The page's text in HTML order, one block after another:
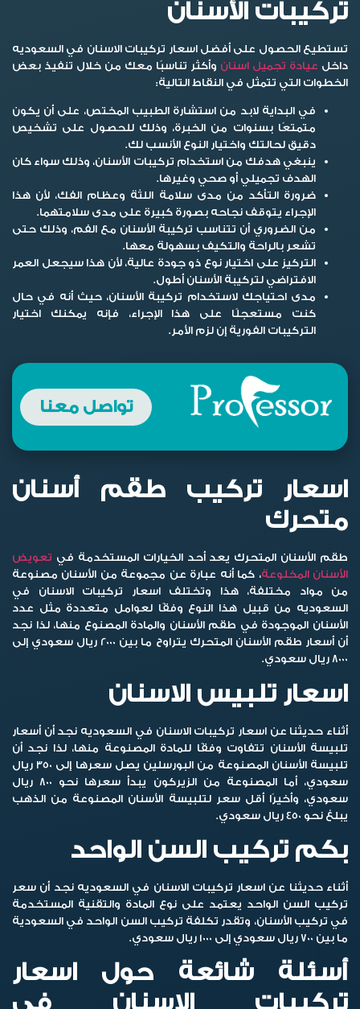
تركيبات الأسنان
تستطيع الحصول على أفضل اسعار تركيبات الاسنان في السعوديه
داخل عيادة تجميل اسنان وأكثر تناسبًا معك من خلال تنفيذ بعض
الخطوات التي تتمثل في النقاط التالية:
في البداية لابد من استشارة الطبيب المختص، على أن يكون
متمتعًا بسنوات من الخبرة، وذلك للحصول على تشخيص
دقيق لحالتك واختيار النوع الأنسب لك.
ينبغي هدفك من استخدام تركيبات الأسنان، وذلك سواء كان
الهدف تجميلي أو صحي وغيرها.
ضرورة التأكد من مدى سلامة اللثة وعظام الفك، لأن هذا
الإجراء يتوقف نجاحه بصورة كبيرة على مدى سلامتهما.
من الضروري أن تتناسب تركيبة الأسنان مع الفم، وذلك حتى
تشعر بالراحة والتكيف بسهولة معها.
التركيز على اختيار نوع ذو جودة عالية، لأن هذا سيجعل العمر
الافتراضي لتركيبة الأسنان أطول.
مدى احتياجك لاستخدام تركيبة الأسنان، حيث أنه في حال
كنت مستعجلًا على هذا الإجراء، فإنه يمكنك اختيار
التركيبات الفورية إن لزم الأمر.
تواصل معنا
اسعار تركيب طقم أسنان
متحرك
طقم الأسنان المتحرك يعد أحد الخيارات المستخدمة في تعويض
الأسنان المخلوعة، كما أنه عبارة عن مجموعة من الأسنان مصنوعة
من مواد مختلفة، هذا وتختلف اسعار تركيبات الاسنان في
السعوديه من قبيل هذا النوع وفقًا لعوامل متعددة مثل عدد
الأسنان الموجودة في طقم الأسنان والمادة المصنوع منها، لذا نجد
أن أسعار طقم الأسنان المتحرك يتراوح ما بين 2000 ريال سعودي إلى
8000 ريال سعودي.
اسعار تلبيس الاسنان
أثناء حديثنا عن اسعار تركيبات الاسنان في السعوديه نجد أن أسعار
تلبيسة الأسنان تتفاوت وفقًا للمادة المصنوعة منها، لذا نجد أن
تلبيسة الأسنان المصنوعة من البورسلين يصل سعرها إلى 350 ريال
سعودي، أما المصنوعة من الزيركون يبدأ سعرها نحو 800 ريال
سعودي، وأخيرًا أقل سعر لتلبيسة الأسنان المصنوعة من الذهب
يبلغ نحو 450 ريال سعودي.
بكم تركيب السن الواحد
أثناء حديثنا عن اسعار تركيبات الاسنان في السعوديه نجد أن سعر
تركيب السن الواحد يعتمد على نوع المادة والتقنية المستخدمة
في تركيب الأسنان، وتقدر تكلفة تركيب السن الواحد في السعودية
ما بين 700 ريال سعودي إلى 1000 ريال سعودي.
أسئلة شائعة حول اسعار